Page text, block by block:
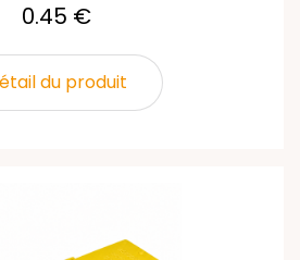
0.45 €
du produit